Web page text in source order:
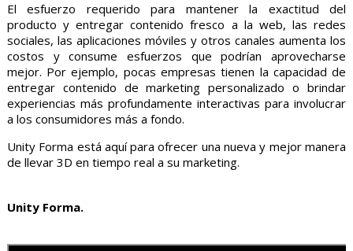
El esfuerzo requerido para mantener la exactitud del
producto y entregar contenido fresco a la web, las redes
sociales, las aplicaciones móviles y otros canales aumenta los
costos y consume esfuerzos que podrían aprovecharse
mejor. Por ejemplo, pocas empresas tienen la capacidad de
entregar contenido de marketing personalizado o brindar
experiencias más profundamente interactivas para involucrar
a los consumidores más a fondo.
Unity Forma está aquí para ofrecer una nueva y mejor manera
de llevar 3D en tiempo real a su marketing.
Unity Forma.